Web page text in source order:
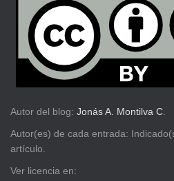
Autor del blog: Jonás A. Montilva C
Autor(es) de cada entrada:
artículo.
Ver licencia en: